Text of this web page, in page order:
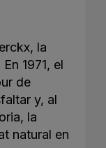
la
1971, el
de
y, al
la
natural en